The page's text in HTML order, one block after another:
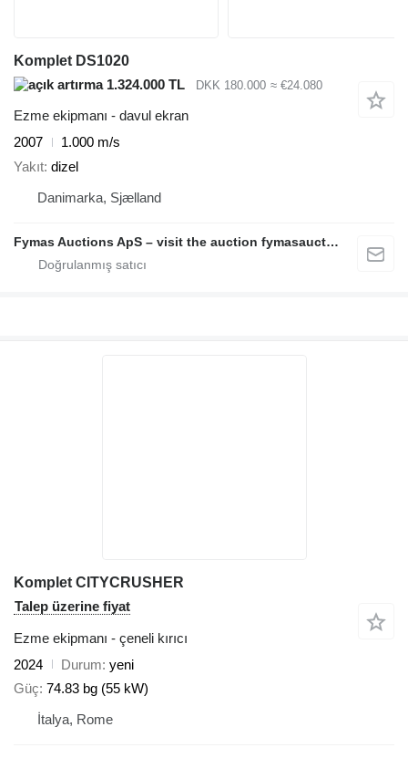
Komplet DS1020
1.324.000 TL
DKK 180.000 ≈ €24.080
Ezme ekipmanı - davul ekran
2007
1.000 m/s
Yakıt dizel
Danimarka, Sjælland
Fymas Auctions ApS – visit the auction fymasauctions.dk
Komplet CITYCRUSHER
Talep üzerine fiyat
Ezme ekipmanı - çeneli kırıcı
2024
Durum yeni
Güç 74.83 bg (55 kW)
İtalya, Rome